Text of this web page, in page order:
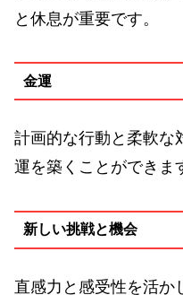
と休息が重要です。
金運
計画的な行動と柔軟な
運を築くことができま
新しい挑戦と機会
直感力と感受性を活か